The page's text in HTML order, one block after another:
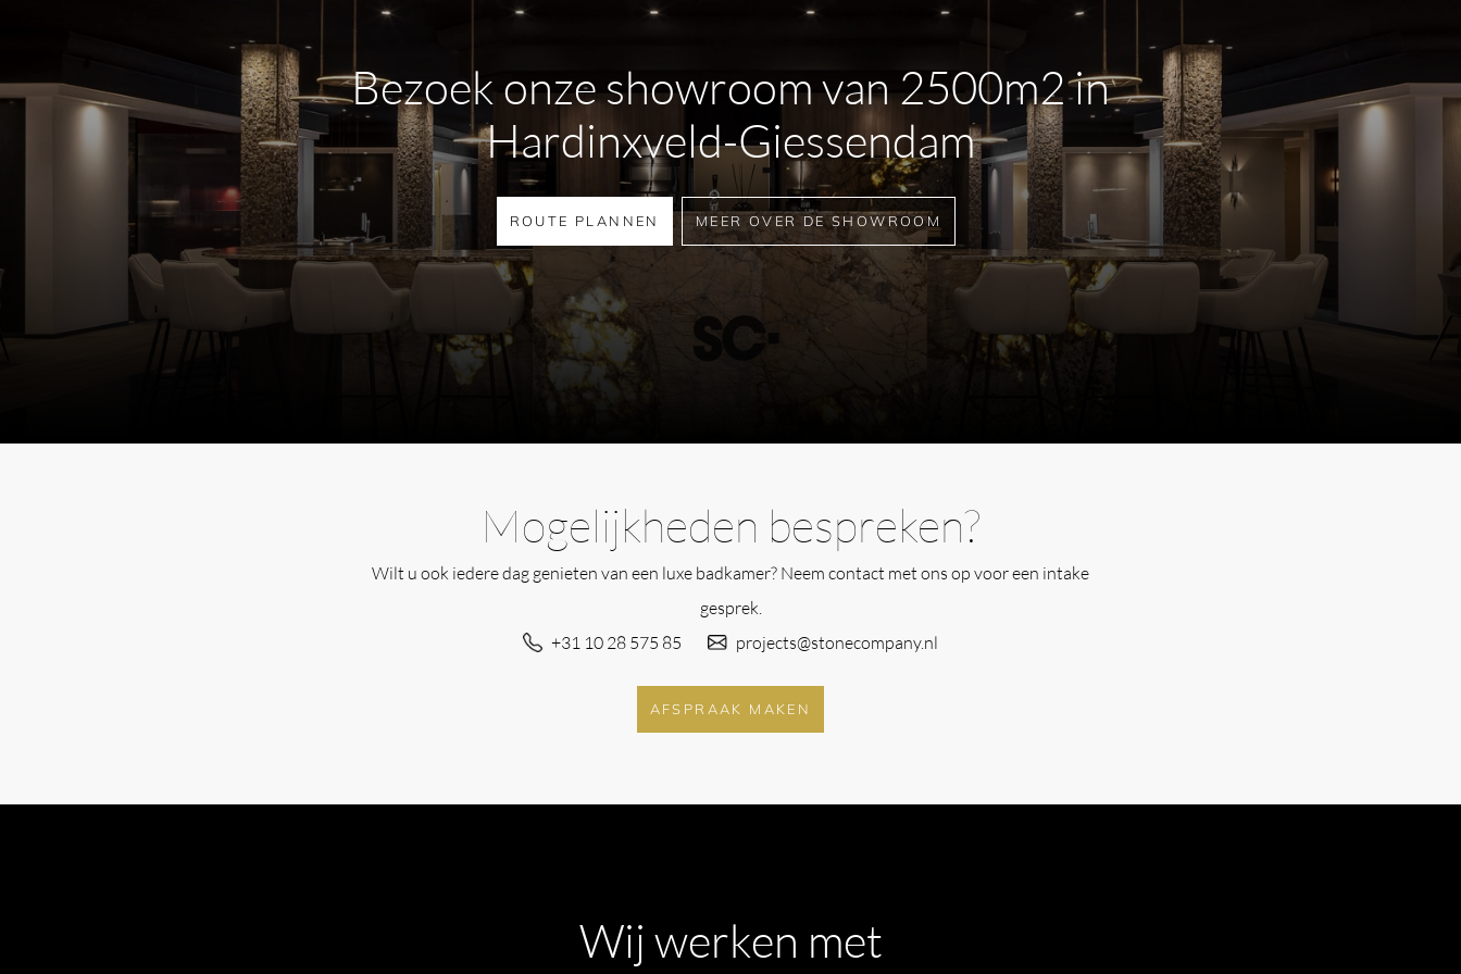
horizontaal of verticaal, bevestigingsmateriaal inbegrepen
Afwerking:Ruw Metaal
Kijk op de materialen pagina vanDauby
kleur van uw keuze nodig heeft.
Afbeeldingen van afwerkingen kunnen afwijken van van het
daadwerkelijke product.
Voor meer informatie over de producten of levertijden neem gerust
Bezoek onze showroom van 2500m2 in
Hardinxveld-Giessendam
ROUTE PLANNEN MEER OVER DE SHOWROOM
Mogelijkheden bespreken?
Wilt u ook iedere dag genieten van een luxe badkamer? Neem contact met ons op voor een intake
gesprek.
+31 10 28 575 85
projects@stonecompany.nl
AFSPRAAK MAKEN
Wij werken met